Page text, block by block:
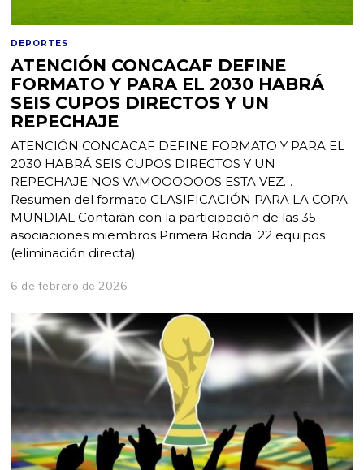
DEPORTES
ATENCIÓN CONCACAF DEFINE
FORMATO Y PARA EL 2030 HABRÁ
SEIS CUPOS DIRECTOS Y UN
REPECHAJE
ATENCIÓN CONCACAF DEFINE FORMATO Y PARA EL
2030 HABRÁ SEIS CUPOS DIRECTOS Y UN
REPECHAJE NOS VAMOOOOOOS ESTA VEZ…
Resumen del formato CLASIFICACIÓN PARA LA COPA
MUNDIAL Contarán con la participación de las 35
asociaciones miembros Primera Ronda: 22 equipos
(eliminación directa)
6 de febrero de 2026